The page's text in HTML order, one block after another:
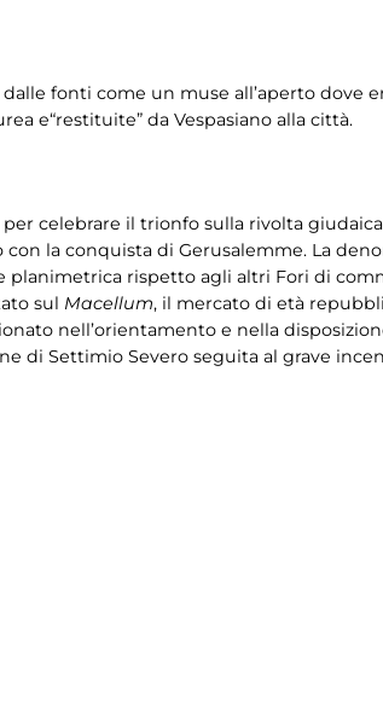
fonti come un muse all’aperto dove
e“restituite” da Vespasiano alla città.
celebrare il trionfo sulla rivolta
la conquista di Gerusalemme. La
rispetto agli altri Fori di
sul Macellum, il mercato di età
nell’orientamento e nella
di Settimio Severo seguita al grave